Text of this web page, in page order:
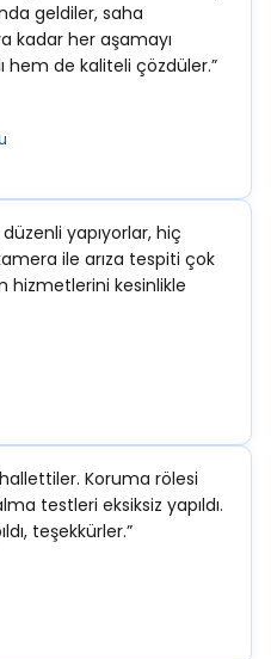
geldiler, saha
kadar her aşamayı
hem de kaliteli çözdüler.”
düzenli yapıyorlar, hiç
ile arıza tespiti çok
hizmetlerini kesinlikle
Koruma rölesi
testleri eksiksiz yapıldı.
teşekkürler.”